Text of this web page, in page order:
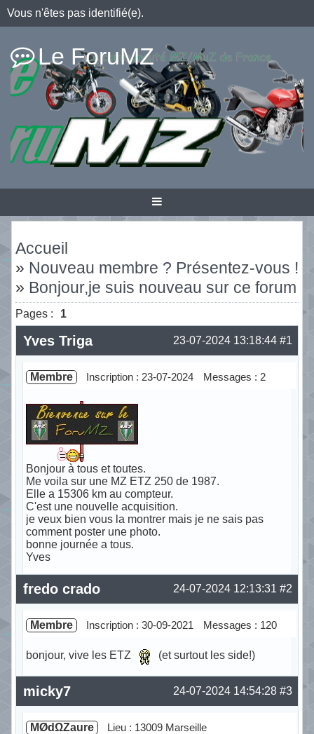
Vous n'êtes pas identifié(e).
Le ForuMZ
Accueil
» Nouveau membre ? Présentez-vous !
» Bonjour,je suis nouveau sur ce forum
Pages : 1
#1
23-07-2024 13:18:44
Yves Triga
Membre Inscription : 23-07-2024 Messages : 2
Bonjour à tous et toutes.
Me voila sur une MZ ETZ 250 de 1987.
Elle a 15306 km au compteur.
C'est une nouvelle acquisition.
je veux bien vous la montrer mais je ne sais pas
comment poster une photo.
bonne journée a tous.
Yves
Hors ligne #2
24-07-2024 12:13:31
fredo crado
Membre Inscription : 30-09-2021 Messages : 120
bonjour, vive les ETZ (et surtout les side!)
Hors ligne #3
24-07-2024 14:54:28
micky7
MØdΩZaure
Lieu : 13009 Marseille